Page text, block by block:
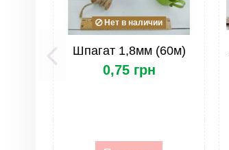
Нет в наличии
Шпагат 1,8мм (60м)
0,75 грн